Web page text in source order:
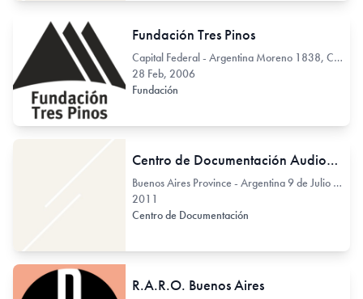
Fundación Tres Pinos
Capital Federal - Argentina Moreno 1838, CABA. 1836
28 Feb, 2006
Fundación
Centro de Documentación Audiovisual y Biblioteca
Buenos Aires Province - Argentina 9 de Julio 430
2011
Centro de Documentación
R.A.R.O. Buenos Aires